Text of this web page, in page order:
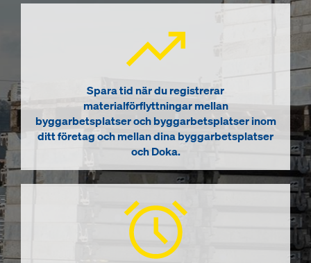
Spara tid när du registrerar
materialförflyttningar mellan
byggarbetsplatser och byggarbetsplatser inom
ditt företag och mellan dina byggarbetsplatser
och Doka.